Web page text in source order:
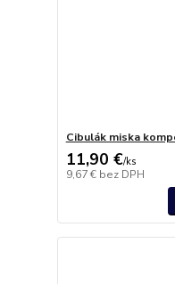
Cibulák miska
11,90 €/ks
9,67 € bez DPH